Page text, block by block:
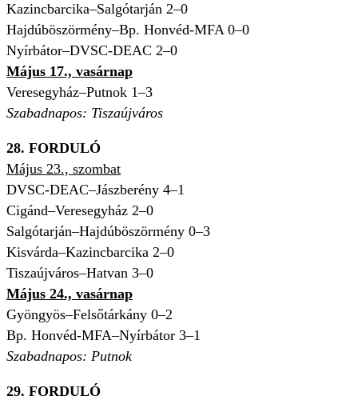
Kazincbarcika–Salgótarján 2–0
Hajdúböszörmény–Bp. Honvéd-MFA 0–0
Nyírbátor–DVSC-DEAC 2–0
Május 17., vasárnap
Veresegyház–Putnok 1–3
Szabadnapos: Tiszaújváros
28. FORDULÓ
Május 23., szombat
DVSC-DEAC–Jászberény 4–1
Cigánd–Veresegyház 2–0
Salgótarján–Hajdúböszörmény 0–3
Kisvárda–Kazincbarcika 2–0
Tiszaújváros–Hatvan 3–0
Május 24., vasárnap
Gyöngyös–Felsőtárkány 0–2
Bp. Honvéd-MFA–Nyírbátor 3–1
Szabadnapos: Putnok
29. FORDULÓ